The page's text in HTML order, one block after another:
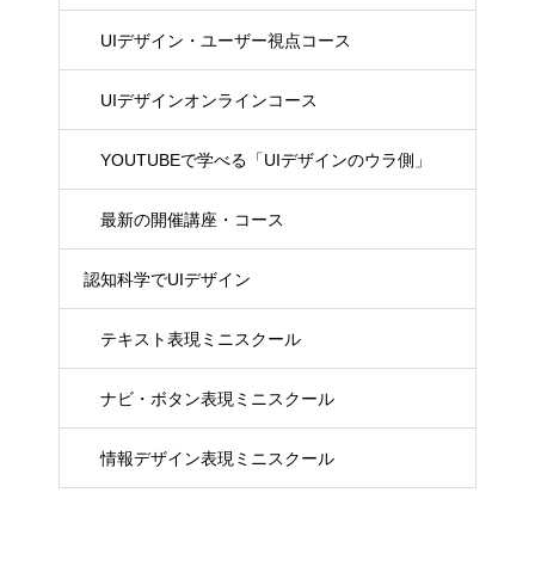
UIデザイン・ユーザー視点コース
UIデザインオンラインコース
YOUTUBEで学べる「UIデザインのウラ側」
最新の開催講座・コース
認知科学でUIデザイン
テキスト表現ミニスクール
ナビ・ボタン表現ミニスクール
情報デザイン表現ミニスクール